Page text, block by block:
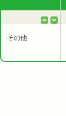
その他